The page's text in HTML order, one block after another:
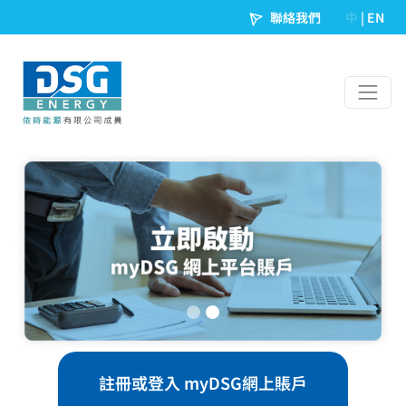
聯絡我們 中 | EN
註冊或登入 myDSG網上賬戶